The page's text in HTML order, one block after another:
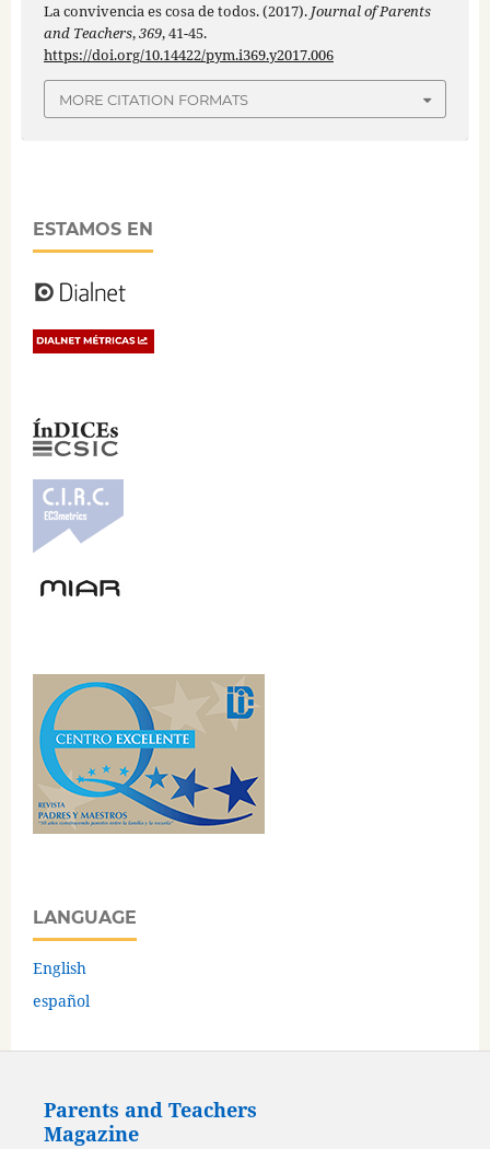
La convivencia es cosa de todos. (2017). Journal of Parents
and Teachers,369, 41-45.
https://doi.org/10.14422/pym.i369.y2017.006
MORE CITATION FORMATS
ESTAMOS EN
LANGUAGE
English
español
Parents and Teachers
Magazine